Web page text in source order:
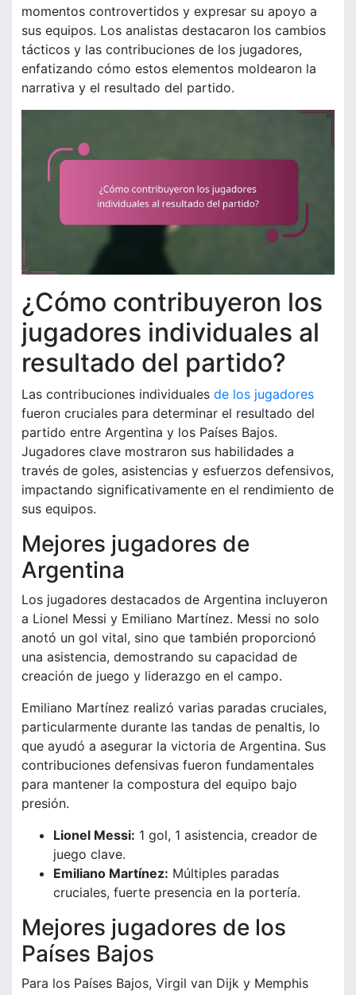
momentos controvertidos y expresar su apoyo a
sus equipos. Los analistas destacaron los cambios
tácticos y las contribuciones de los jugadores,
enfatizando cómo estos elementos moldearon la
narrativa y el resultado del partido.
¿Cómo contribuyeron los
jugadores individuales al
resultado del partido?
Las contribuciones individuales de los jugadores
fueron cruciales para determinar el resultado del
partido entre Argentina y los Países Bajos.
Jugadores clave mostraron sus habilidades a
través de goles, asistencias y esfuerzos defensivos,
impactando significativamente en el rendimiento de
sus equipos.
Mejores jugadores de
Argentina
Los jugadores destacados de Argentina incluyeron
a Lionel Messi y Emiliano Martínez. Messi no solo
anotó un gol vital, sino que también proporcionó
una asistencia, demostrando su capacidad de
creación de juego y liderazgo en el campo.
Emiliano Martínez realizó varias paradas cruciales,
particularmente durante las tandas de penaltis, lo
que ayudó a asegurar la victoria de Argentina. Sus
contribuciones defensivas fueron fundamentales
para mantener la compostura del equipo bajo
presión.
Lionel Messi: 1 gol, 1 asistencia, creador de
juego clave.
Emiliano Martínez: Múltiples paradas
cruciales, fuerte presencia en la portería.
Mejores jugadores de los
Países Bajos
Para los Países Bajos, Virgil van Dijk y Memphis